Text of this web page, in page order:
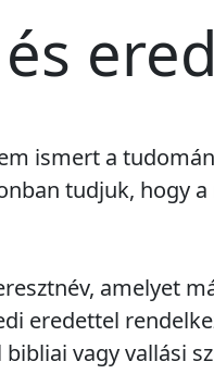
ismert a
tudjuk, hogy
amelyet
eredettel
vagy vallási